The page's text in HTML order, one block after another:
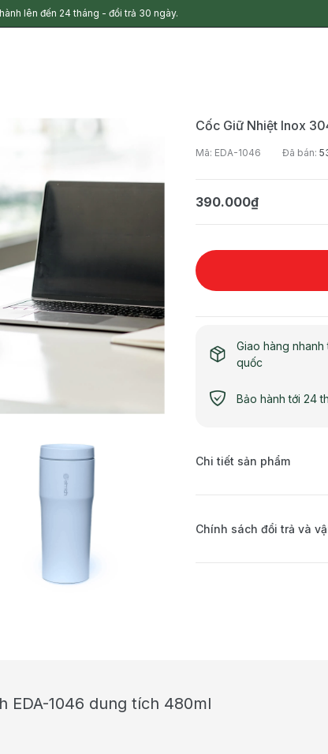
lên đến 24 tháng - đổi trả 30 ngày.
Cốc Giữ Nhiệt Inox
Mã: EDA-1046 Đã bán:
390.000₫
Giao hàng nhanh
quốc
Bảo hành tới 24
Chi tiết sản phẩm
Chính sách đổi trả và
EDA-1046 dung tích 480ml